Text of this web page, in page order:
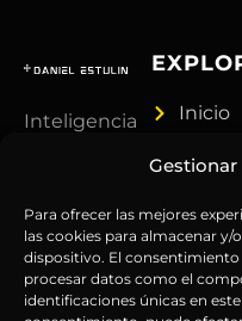
Para ofrecer las mejores
las cookies para almacenar
dispositivo. El
procesar datos como el
identificaciones únicas en
Inteligencia
Anticipándonos
a los
acontecimientos
globales
Inicio
Daniel